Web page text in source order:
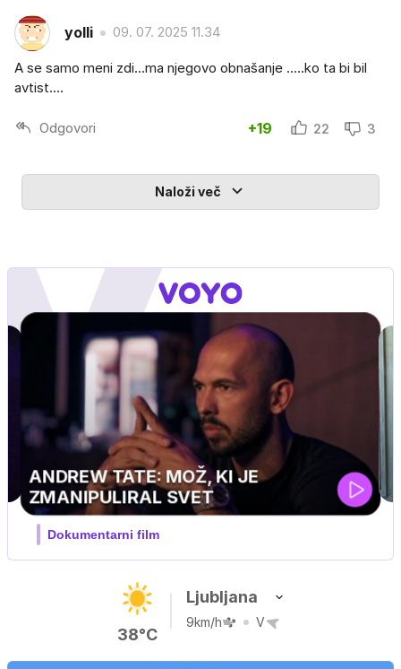
yolli 09. 07. 2025 11.34
A se samo meni zdi...ma njegovo obnašanje .....ko ta bi bil
avtist....
Odgovori +19 22 3
Naloži več
MOJ PRIJATELJ PINGVIN
Film meseca / družinski, pustolovski
38°C
Ljubljana
9km/h V